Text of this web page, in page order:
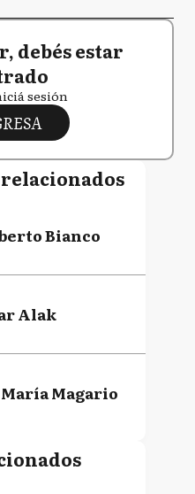
debés estar
sesión
Bianco
Alak
Magario